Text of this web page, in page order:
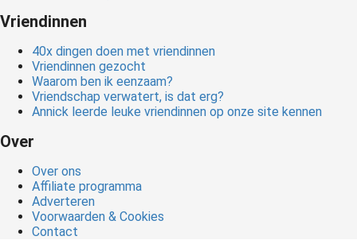
Vriendinnen
40x dingen doen met vriendinnen
Vriendinnen gezocht
Waarom ben ik eenzaam?
Vriendschap verwatert, is dat erg?
Annick leerde leuke vriendinnen op onze site kennen
Over
Over ons
Affiliate programma
Adverteren
Voorwaarden & Cookies
Contact